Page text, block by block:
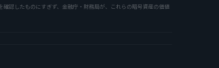
認したものにすぎず、金融庁・財務局が、これらの暗号資産の価値